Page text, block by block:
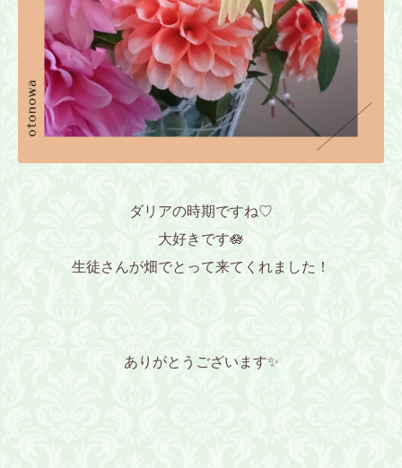
ダリアの時期ですね♡
大好きです🪷
生徒さんが畑でとって来てくれました！
ありがとうございます✨️